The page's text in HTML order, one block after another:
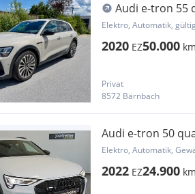
Audi e-tron 55
MATRIX Luft Leder
Elektro, Automatik,
2020 EZ50.000 km
Privat
8572 Bärnbach
Audi e-tron 50
black/AHK/Head-
Elektro, Automatik,
2022 EZ24.900 km